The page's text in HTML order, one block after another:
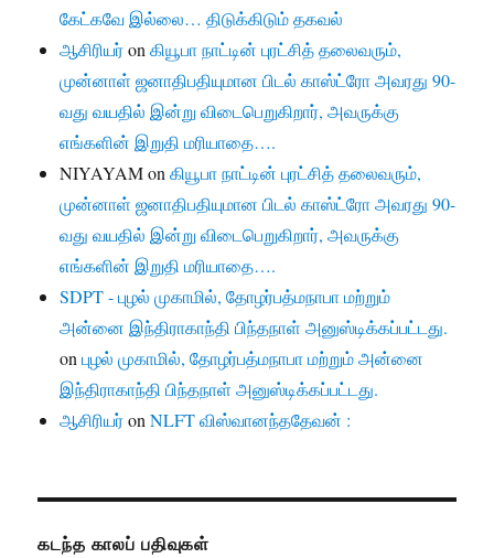
கேட்கவே இல்லை… திடுக்கிடும் தகவல்
ஆசிரியர்onகியூபா நாட்டின் புரட்சித் தலைவரும்,
முன்னாள் ஜனாதிபதியுமான பிடல் காஸ்ட்ரோ அவரது 90-
வது வயதில் இன்று விடைபெறுகிறார், அவருக்கு
எங்களின் இறுதி மரியாதை….
NIYAYAMonகியூபா நாட்டின் புரட்சித் தலைவரும்,
முன்னாள் ஜனாதிபதியுமான பிடல் காஸ்ட்ரோ அவரது 90-
வது வயதில் இன்று விடைபெறுகிறார், அவருக்கு
எங்களின் இறுதி மரியாதை….
SDPT - புழல் முகாமில், தோழர்பத்மநாபா மற்றும்
அன்னை இந்திராகாந்தி பிந்தநாள் அனுஸ்டிக்கப்பட்டது.
onபுழல் முகாமில், தோழர்பத்மநாபா மற்றும் அன்னை
இந்திராகாந்தி பிந்தநாள் அனுஸ்டிக்கப்பட்டது.
ஆசிரியர்onNLFT விஸ்வானந்ததேவன் :
கடந்த காலப் பதிவுகள்